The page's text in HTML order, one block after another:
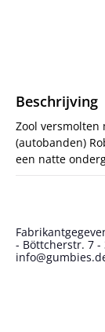
Beschrijving
Zool versmolten
(autobanden)
een natte
- Böttcherstr. 7 -